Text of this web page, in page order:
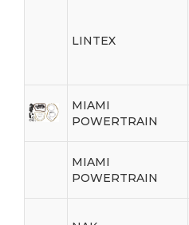
LINTEX
MIAMI
POWERTRAIN
MIAMI
POWERTRAIN